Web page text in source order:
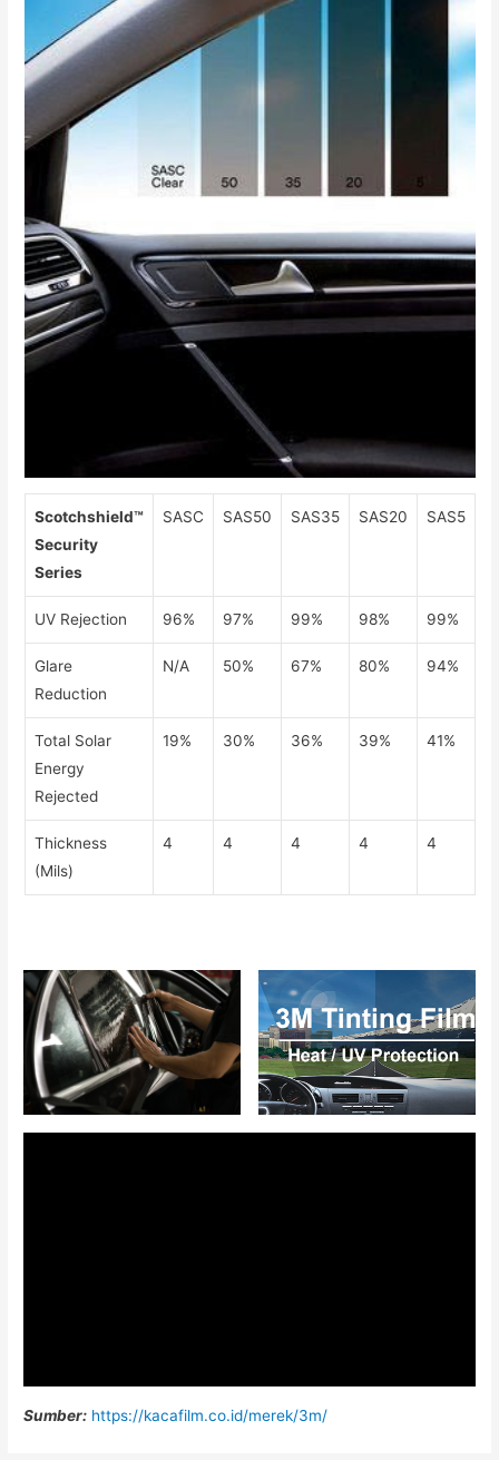
Scotchshield™
Security
Series
SASC SAS50 SAS35 SAS20 SAS5
UV Rejection 96% 97% 99% 98% 99%
Glare
Reduction
N/A 50% 67% 80% 94%
Total Solar
Energy
Rejected
19% 30% 36% 39% 41%
Thickness
(Mils)
4 4 4 4 4
Sumber: https://kacafilm.co.id/merek/3m/